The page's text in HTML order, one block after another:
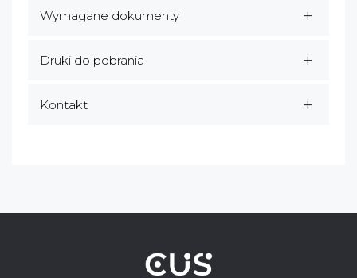
Wymagane dokumenty
Druki do pobrania
Kontakt